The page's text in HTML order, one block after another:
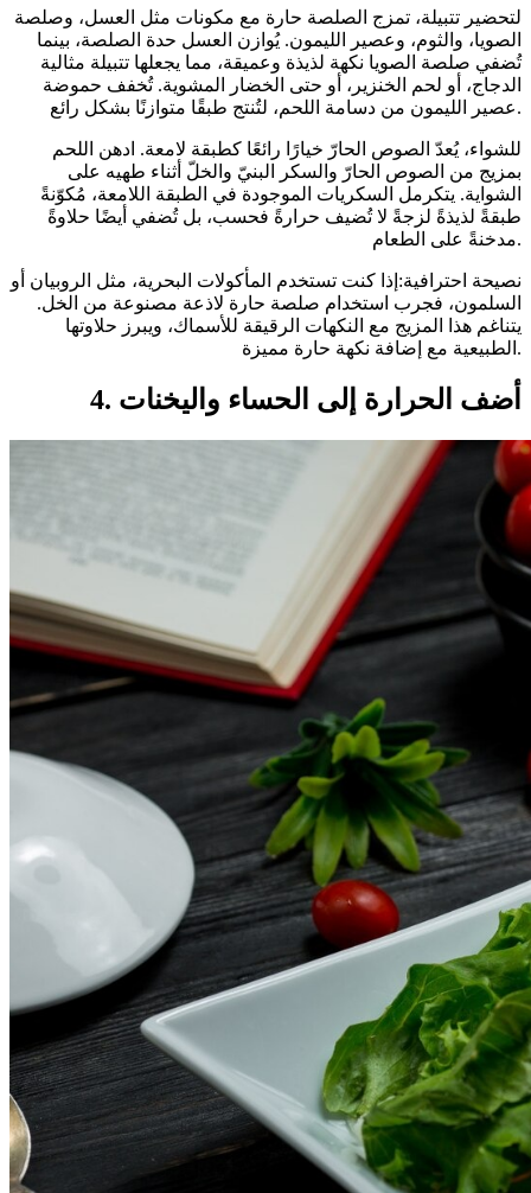
لتحضير تتبيلة، تمزج الصلصة حارة مع مكونات مثل العسل، وصلصة
الصويا، والثوم، وعصير الليمون. يُوازن العسل حدة الصلصة، بينما
تُضفي صلصة الصويا نكهة لذيذة وعميقة، مما يجعلها تتبيلة مثالية
الدجاج، أو لحم الخنزير، أو حتى الخضار المشوية. تُخفف حموضة
عصير الليمون من دسامة اللحم، لتُنتج طبقًا متوازنًا بشكل رائع.
للشواء، يُعدّ الصوص الحارّ خيارًا رائعًا كطبقة لامعة. ادهن اللحم
بمزيج من الصوص الحارّ والسكر البنيّ والخلّ أثناء طهيه على
الشواية. يتكرمل السكريات الموجودة في الطبقة اللامعة، مُكوّنةً
طبقةً لذيذةً لزجةً لا تُضيف حرارةً فحسب، بل تُضفي أيضًا حلاوةً
مدخنةً على الطعام.
نصيحة احترافية:إذا كنت تستخدم المأكولات البحرية، مثل الروبيان أو
السلمون، فجرب استخدام صلصة حارة لاذعة مصنوعة من الخل.
يتناغم هذا المزيج مع النكهات الرقيقة للأسماك، ويبرز حلاوتها
الطبيعية مع إضافة نكهة حارة مميزة.
4. أضف الحرارة إلى الحساء واليخنات